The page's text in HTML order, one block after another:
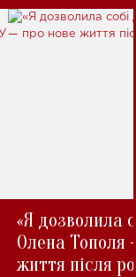
«Я дозволила
Олена Тополя
життя після